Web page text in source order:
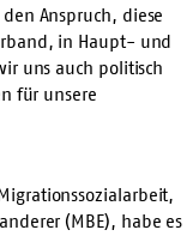
Anspruch, diese
in Haupt- und
uns auch politisch
für unsere
(MBE), habe es